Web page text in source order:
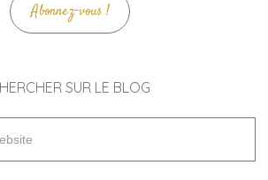
Abonnez-vous !
SUR LE BLOG